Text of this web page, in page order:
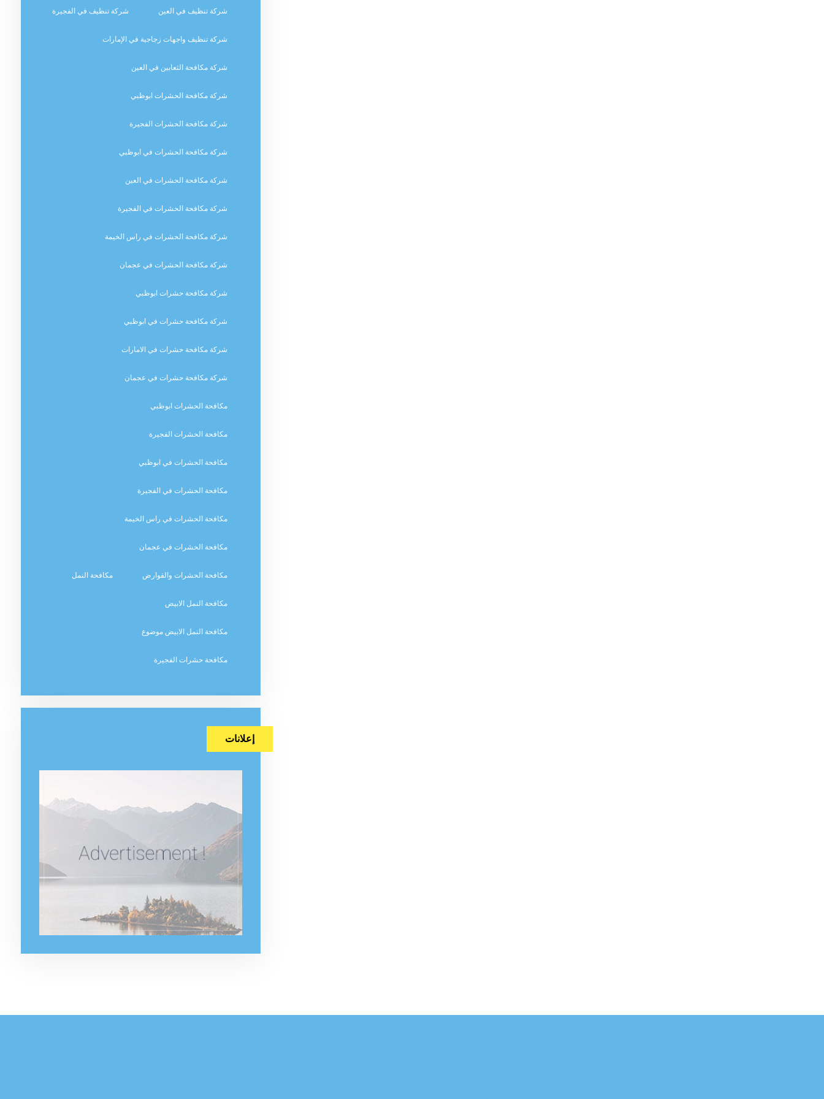
شركة تنظيف في العين شركة تنظيف في الفجيرة
شركة تنظيف واجهات زجاجية في الإمارات
شركة مكافحة الثعابين في العين
شركة مكافحة الحشرات ابوظبي
شركة مكافحة الحشرات الفجيرة
شركة مكافحة الحشرات في ابوظبي
شركة مكافحة الحشرات في العين
شركة مكافحة الحشرات في الفجيرة
شركة مكافحة الحشرات في راس الخيمة
شركة مكافحة الحشرات في عجمان
شركة مكافحة حشرات ابوظبي
شركة مكافحة حشرات في ابوظبي
شركة مكافحة حشرات في الامارات
شركة مكافحة حشرات في عجمان
مكافحة الحشرات ابوظبي
مكافحة الحشرات الفجيرة
مكافحة الحشرات في ابوظبي
مكافحة الحشرات في الفجيرة
مكافحة الحشرات في راس الخيمة
مكافحة الحشرات في عجمان
مكافحة الحشرات والقوارض مكافحة النمل
مكافحة النمل الابيض
مكافحة النمل الابيض موضوع
مكافحة حشرات الفجيرة
إعلانات